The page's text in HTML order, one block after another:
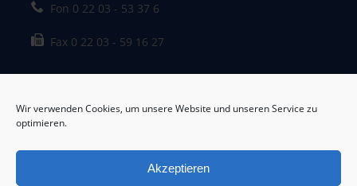
Wir verwenden Cookies, um unsere Website und unseren Service zu
optimieren.
Akzeptieren
Fon 0 22 03 - 53 37 6
Fax 0 22 03 - 59 16 27